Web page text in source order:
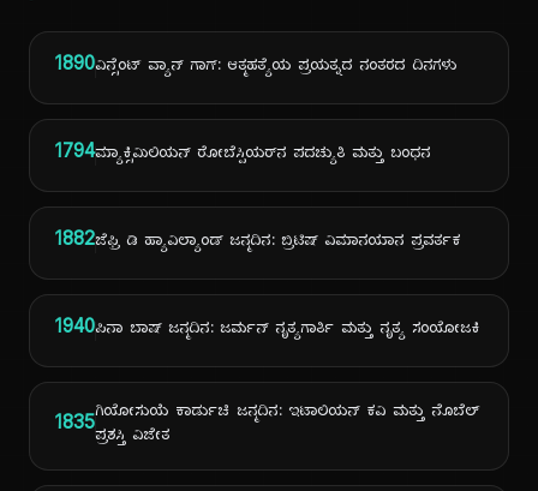
1890ವಿನ್ಸೆಂಟ್ ವ್ಯಾನ್ ಗಾಗ್: ಆತ್ಮಹತ್ಯೆಯ ಪ್ರಯತ್ನದ ನಂತರದ ದಿನಗಳು
1794ಮ್ಯಾಕ್ಸಿಮಿಲಿಯನ್ ರೋಬೆಸ್ಪಿಯರ್‌ನ ಪದಚ್ಯುತಿ ಮತ್ತು ಬಂಧನ
1882ಜೆಫ್ರಿ ಡಿ ಹ್ಯಾವಿಲ್ಯಾಂಡ್ ಜನ್ಮದಿನ: ಬ್ರಿಟಿಷ್ ವಿಮಾನಯಾನ ಪ್ರವರ್ತಕ
1940ಪಿನಾ ಬಾಷ್ ಜನ್ಮದಿನ: ಜರ್ಮನ್ ನೃತ್ಯಗಾರ್ತಿ ಮತ್ತು ನೃತ್ಯ ಸಂಯೋಜಕಿ
1835ಗಿಯೋಸುಯೆ ಕಾರ್ಡುಚಿ ಜನ್ಮದಿನ: ಇಟಾಲಿಯನ್ ಕವಿ ಮತ್ತು ನೊಬೆಲ್
ಪ್ರಶಸ್ತಿ ವಿಜೇತ